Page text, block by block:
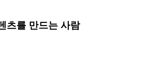
츠를 만드는 사람